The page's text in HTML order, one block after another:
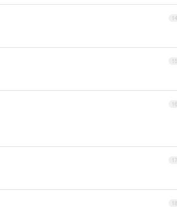
14
15
16
17
18